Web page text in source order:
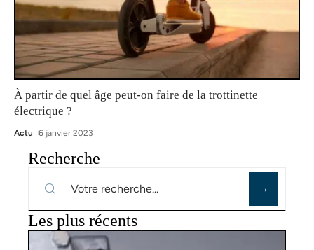
À partir de quel âge peut-on faire de la trottinette
électrique ?
Actu 6 janvier 2023
Recherche
Les plus récents